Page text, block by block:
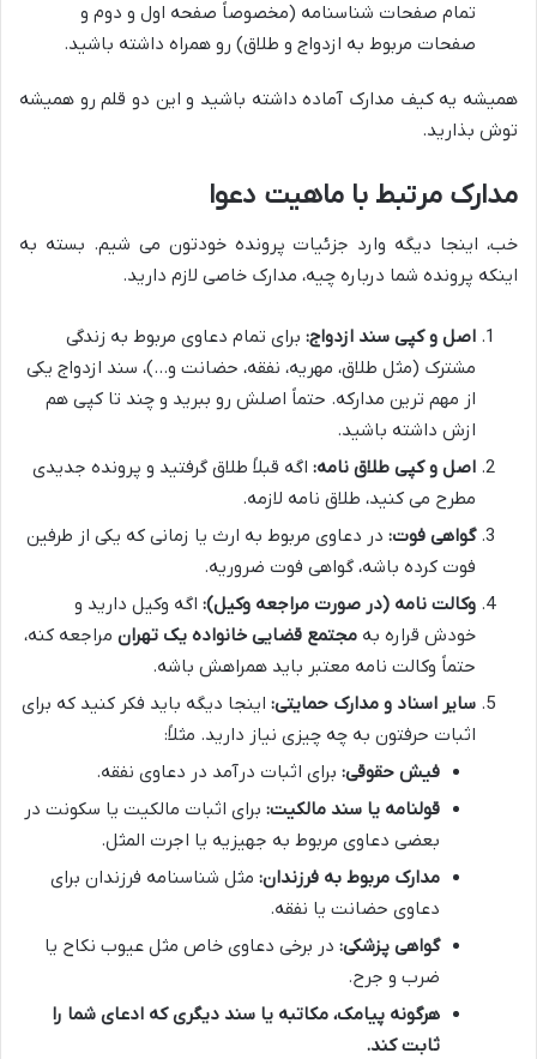
تمام صفحات شناسنامه (مخصوصاً صفحه اول و دوم و
صفحات مربوط به ازدواج و طلاق) رو همراه داشته باشید.
همیشه یه کیف مدارک آماده داشته باشید و این دو قلم رو همیشه
توش بذارید.
مدارک مرتبط با ماهیت دعوا
خب، اینجا دیگه وارد جزئیات پرونده خودتون می شیم. بسته به
اینکه پرونده شما درباره چیه، مدارک خاصی لازم دارید.
اصل و کپی سند ازدواج: برای تمام دعاوی مربوط به زندگی
مشترک (مثل طلاق، مهریه، نفقه، حضانت و…)، سند ازدواج یکی
از مهم ترین مدارکه. حتماً اصلش رو ببرید و چند تا کپی هم
ازش داشته باشید.
اصل و کپی طلاق نامه: اگه قبلاً طلاق گرفتید و پرونده جدیدی
مطرح می کنید، طلاق نامه لازمه.
گواهی فوت: در دعاوی مربوط به ارث یا زمانی که یکی از طرفین
فوت کرده باشه، گواهی فوت ضروریه.
وکالت نامه (در صورت مراجعه وکیل): اگه وکیل دارید و
خودش قراره به مجتمع قضایی خانواده یک تهران مراجعه کنه،
حتماً وکالت نامه معتبر باید همراهش باشه.
سایر اسناد و مدارک حمایتی: اینجا دیگه باید فکر کنید که برای
اثبات حرفتون به چه چیزی نیاز دارید. مثلاً:
فیش حقوقی: برای اثبات درآمد در دعاوی نفقه.
قولنامه یا سند مالکیت: برای اثبات مالکیت یا سکونت در
بعضی دعاوی مربوط به جهیزیه یا اجرت المثل.
مدارک مربوط به فرزندان: مثل شناسنامه فرزندان برای
دعاوی حضانت یا نفقه.
گواهی پزشکی: در برخی دعاوی خاص مثل عیوب نکاح یا
ضرب و جرح.
هرگونه پیامک، مکاتبه یا سند دیگری که ادعای شما را
ثابت کند.